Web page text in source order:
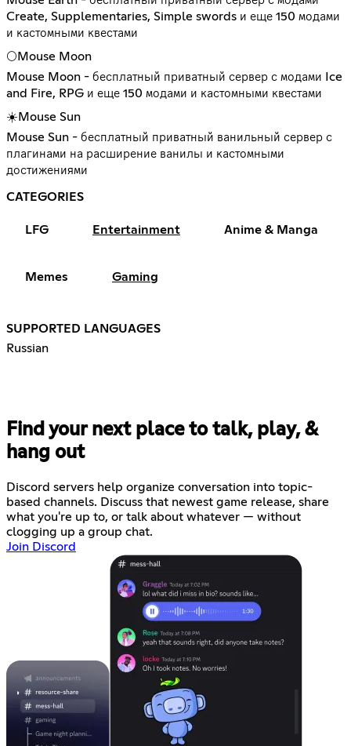
Create, Supplementaries, Simple swords и еще 150 модами
и кастомными квестами
🌕Mouse Moon
Mouse Moon - бесплатный приватный сервер с модами Ice
and Fire, RPG и еще 150 модами и кастомными квестами
☀️Mouse Sun
Mouse Sun - бесплатный приватный ванильный сервер с
плагинами на расширение ванилы и кастомными
достижениями
CATEGORIES
LFG Entertainment Anime & Manga
Memes Gaming
SUPPORTED LANGUAGES
Russian
Find your next place to talk, play, &
hang out
Discord servers help organize conversation into topic-
based channels. Discuss that newest game release, share
what you're up to, or talk about whatever — without
clogging up a group chat.
Join Discord